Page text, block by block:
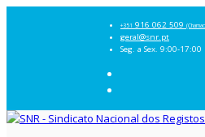
+351 916 062 509
geral@snr.pt
Seg. a Sex. 9:00-17:00